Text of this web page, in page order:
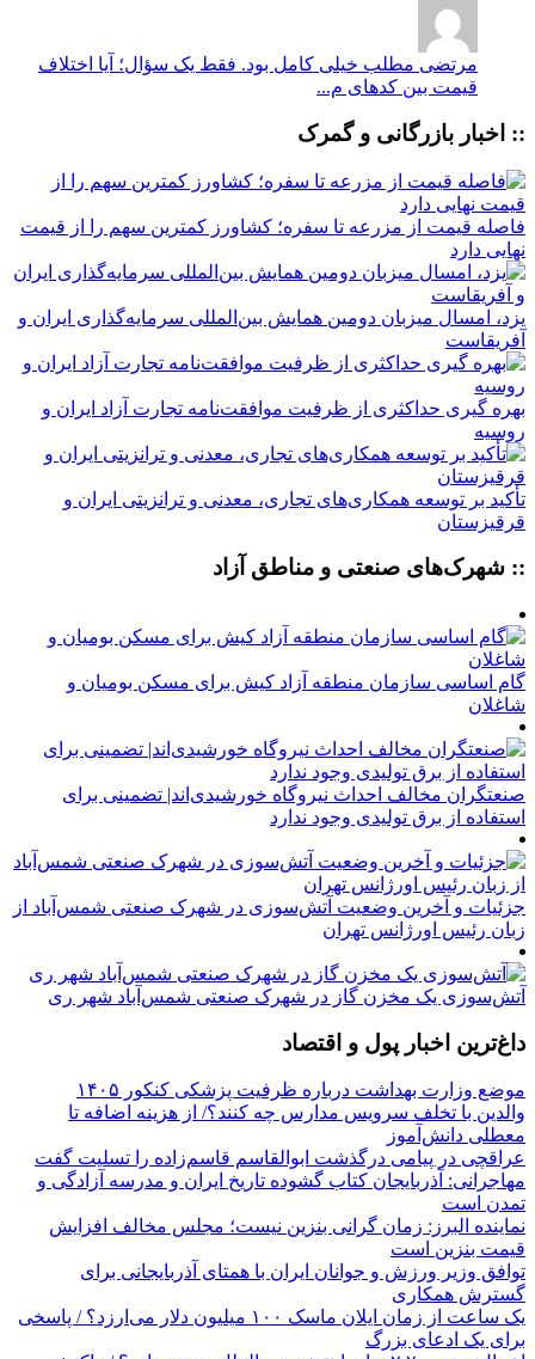
مرتضی مطلب خیلی کامل بود. فقط یک سؤال؛ آیا اختلاف
قیمت بین کدهای م...
:: اخبار بازرگانی و گمرک
فاصله قیمت از مزرعه تا سفره؛ کشاورز کمترین سهم را از قیمت
نهایی دارد
یزد، امسال میزبان دومین همایش بین‌المللی سرمایه‌گذاری ایران و
آفریقاست
بهره گیری حداکثری از ظرفیت موافقت‌نامه تجارت آزاد ایران و
روسیه
تأکید بر توسعه همکاری‌های تجاری، معدنی و ترانزیتی ایران و
قرقیزستان
:: شهرک‌های صنعتی و مناطق آزاد
گام اساسی سازمان منطقه آزاد کیش برای مسکن بومیان و
شاغلان
صنعتگران مخالف احداث نیروگاه خورشیدی‌اند| تضمینی برای
استفاده از برق تولیدی وجود ندارد
جزئیات و آخرین وضعیت آتش‌سوزی در شهرک صنعتی شمس‌آباد از
زبان رئیس اورژانس تهران
آتش‌سوزی یک مخزن گاز در شهرک صنعتی شمس‌آباد شهر ری
داغ‌ترین اخبار پول و اقتصاد
موضع وزارت بهداشت درباره ظرفیت پزشکی کنکور ۱۴۰۵
والدین با تخلف سرویس مدارس چه کنند؟/ از هزینه اضافه تا
معطلی دانش‌آموز
عراقچی در پیامی درگذشت ابوالقاسم قاسم‌زاده را تسلیت گفت
مهاجرانی: آذربایجان کتاب گشوده تاریخ ایران و مدرسه آزادگی و
تمدن است
نماینده البرز: زمان گرانی بنزین نیست؛ مجلس مخالف افزایش
قیمت بنزین است
توافق وزیر ورزش و جوانان ایران با همتای آذربایجانی برای
گسترش همکاری
یک ساعت از زمان ایلان ماسک ۱۰۰ میلیون دلار می‌ارزد؟ / پاسخی
برای یک ادعای بزرگ